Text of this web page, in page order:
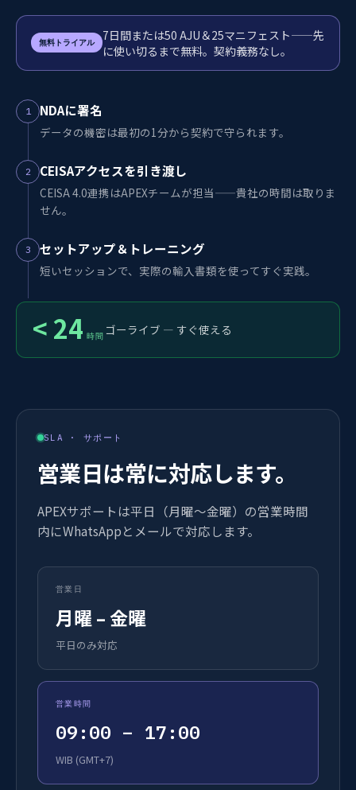
無料トライアル
7日間または50 AJU＆25マニフェスト——先
に使い切るまで無料。契約義務なし。
1 NDAに署名
データの機密は最初の1分から契約で守られます。
2 CEISAアクセスを引き渡し
CEISA 4.0連携はAPEXチームが担当——貴社の時間は取りま
せん。
3 セットアップ＆トレーニング
短いセッションで、実際の輸入書類を使ってすぐ実践。
< 24 時間 ゴーライブ — すぐ使える
SLA · サポート
営業日は常に対応します。
APEXサポートは平日（月曜〜金曜）の営業時間
内にWhatsAppとメールで対応します。
営業日
月曜 – 金曜
平日のみ対応
営業時間
09:00 – 17:00
WIB (GMT+7)